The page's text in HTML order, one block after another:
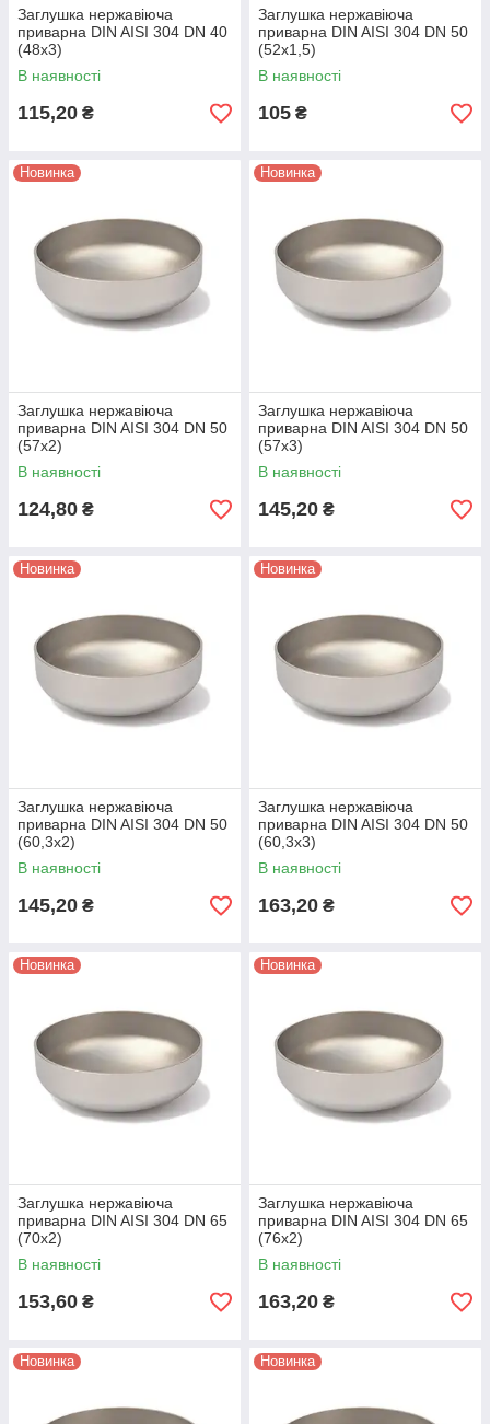
Заглушка нержавіюча
приварна DIN AISI 304 DN 40
(48x3)
В наявності
115,20 ₴
Заглушка нержавіюча
приварна DIN AISI 304 DN 50
(52x1,5)
В наявності
105 ₴
Новинка
Заглушка нержавіюча
приварна DIN AISI 304 DN 50
(57x2)
В наявності
124,80 ₴
Новинка
Заглушка нержавіюча
приварна DIN AISI 304 DN 50
(57x3)
В наявності
145,20 ₴
Новинка
Заглушка нержавіюча
приварна DIN AISI 304 DN 50
(60,3x2)
В наявності
145,20 ₴
Новинка
Заглушка нержавіюча
приварна DIN AISI 304 DN 50
(60,3x3)
В наявності
163,20 ₴
Новинка
Заглушка нержавіюча
приварна DIN AISI 304 DN 65
(70x2)
В наявності
153,60 ₴
Новинка
Заглушка нержавіюча
приварна DIN AISI 304 DN 65
(76x2)
В наявності
163,20 ₴
Новинка Новинка